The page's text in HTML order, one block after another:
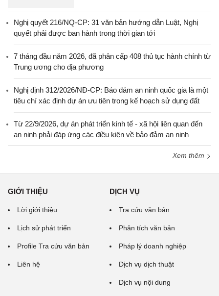
Nghị quyết 216/NQ-CP: 31 văn bản hướng dẫn Luật, Nghị
quyết phải được ban hành trong thời gian tới
7 tháng đầu năm 2026, đã phân cấp 408 thủ tục hành chính từ
Trung ương cho địa phương
Nghị định 312/2026/NĐ-CP: Bảo đảm an ninh quốc gia là một
tiêu chí xác định dự án ưu tiên trong kế hoạch sử dụng đất
Từ 22/9/2026, dự án phát triển kinh tế - xã hội liên quan đến
an ninh phải đáp ứng các điều kiện về bảo đảm an ninh
Xem thêm
GIỚI THIỆU
Lời giới thiệu
Lịch sử phát triển
Profile Tra cứu văn bản
Liên hệ
DỊCH VỤ
Tra cứu văn bản
Phân tích văn bản
Pháp lý doanh nghiệp
Dịch vụ dịch thuật
Dịch vụ nội dung